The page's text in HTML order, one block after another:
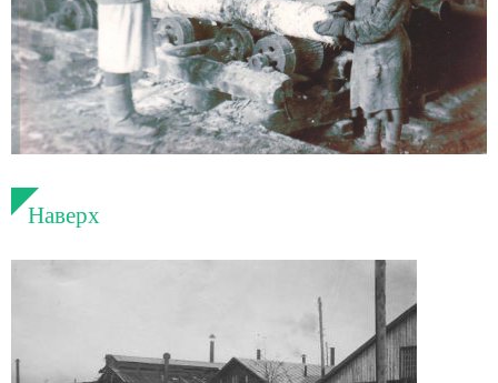
Наверх